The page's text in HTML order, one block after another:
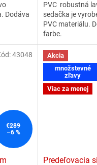
Dodáva
z
5
hviezdičiek.
PVC robustná
sedačka je
PVC materiálu.
farbe.
€289
–6 %
43048
Akcia
množstevné
zľavy
Viac za menej
Predeľovacia